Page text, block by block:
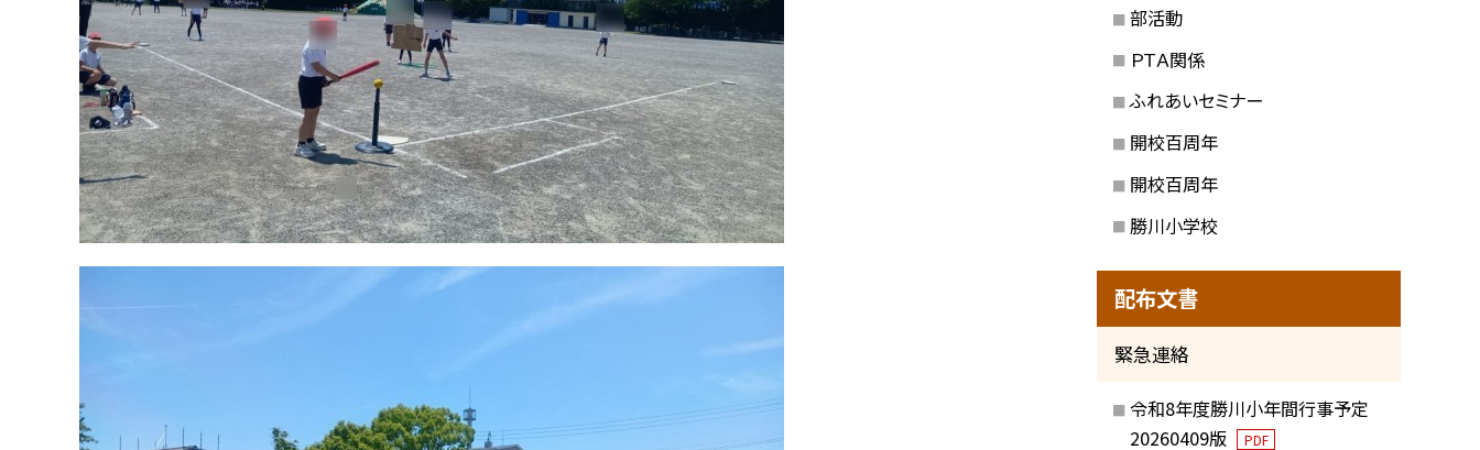
部活動
ＰＴＡ関係
ふれあいセミナー
開校百周年
開校百周年
勝川小学校
配布文書
緊急連絡
令和8年度勝川小年間行事予定
20260409版
PDF